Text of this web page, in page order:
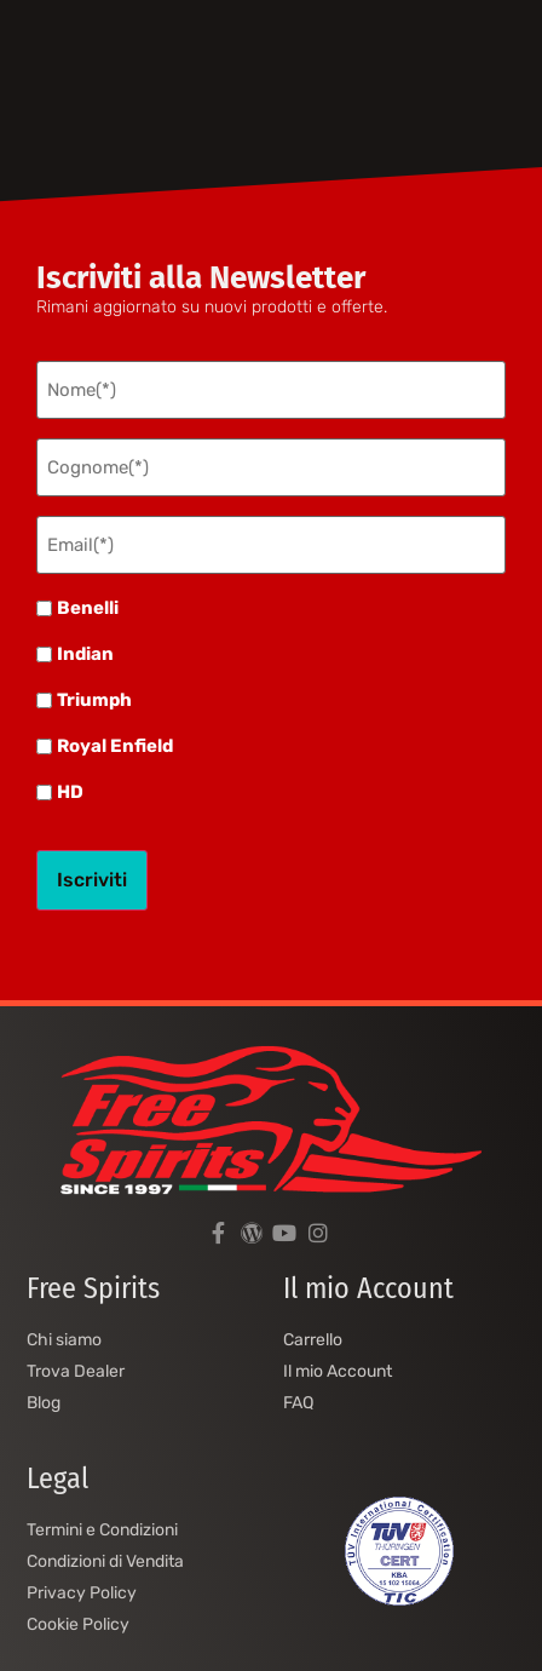
Iscriviti alla Newsletter
Rimani aggiornato su nuovi prodotti e offerte.
Nome
(Obbligatorio)
Cognome
(Obbligatorio)
Email(*)
(Obbligatorio)
Benelli
Benelli
Indian
Indian
Triumph
Triumph
Royal
Royal Enfield
HDHD
Free Spirits
Chi siamo
Trova Dealer
Blog
Il mio Account
Carrello
Il mio Account
FAQ
Legal
Termini e Condizioni
Condizioni di Vendita
Privacy Policy
Cookie Policy